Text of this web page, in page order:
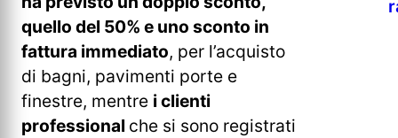
quello del 50% e uno sconto in
fattura immediato, per l’acquisto
di bagni, pavimenti porte e
finestre, mentre i clienti
professional che si sono registrati